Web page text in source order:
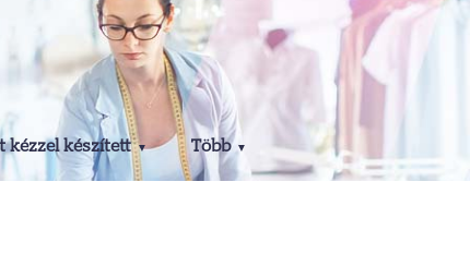
kézzel készített Több